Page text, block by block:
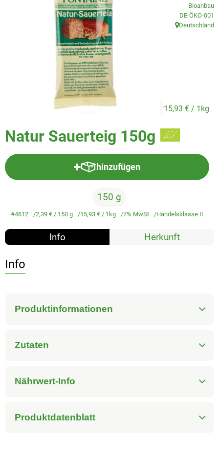
Veggie & Vegan
Trockensortiment
Natur-Drogerie
Großgebinde
Natur Sauerteig 150g
2,39 € 15,93 € / 1kg
Bioanbau
, Kontrollstelle:
DE-ÖKO-001
, Herkunft:
Deutschland
hinzufügen
Produkt zum Warenkorb
150 g
#4612 2,39 € / 150 g 15,93 € / 1kg 7% MwSt Handelsklasse II
Info Herkunft
Info
Produktinformationen
Zutaten
Nährwert-Info
Produktdatenblatt